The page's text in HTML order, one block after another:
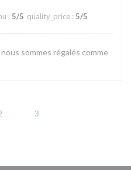
: 5/5 quality_price : 5/5
sommes régalés comme
3